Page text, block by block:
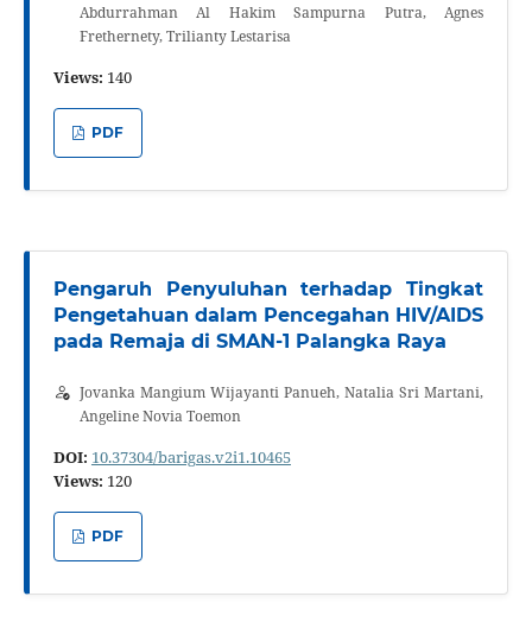
Abdurrahman Al Hakim Sampurna Putra, Agnes
Frethernety, Trilianty Lestarisa
Views: 140
PDF
Pengaruh Penyuluhan terhadap Tingkat
Pengetahuan dalam Pencegahan HIV/AIDS
pada Remaja di SMAN-1 Palangka Raya
Jovanka Mangium Wijayanti Panueh, Natalia Sri Martani,
Angeline Novia Toemon
DOI: 10.37304/barigas.v2i1.10465
Views: 120
PDF